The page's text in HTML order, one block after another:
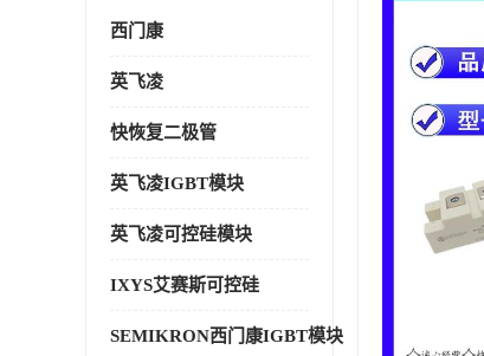
西门康
英飞凌
快恢复二极管
英飞凌IGBT模块
英飞凌可控硅模块
IXYS艾赛斯可控硅
SEMIKRON西门康IGBT模块